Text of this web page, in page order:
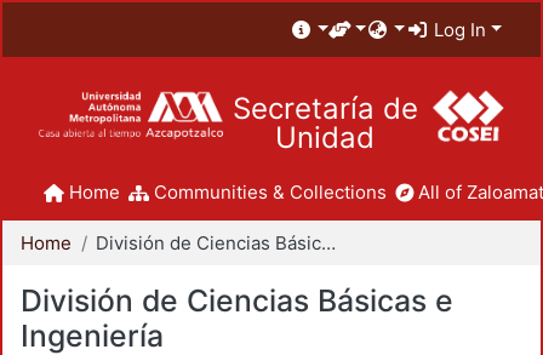
Log In
Secretaría de
Unidad
Home Communities & Collections All of
Home División de Ciencias Básicas e Ingeniería
División de Ciencias Básicas e
Ingeniería